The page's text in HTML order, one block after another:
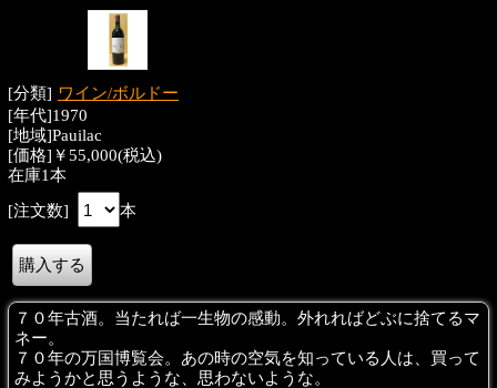
[分類] ワイン/ボルドー
[年代]1970
[地域]Pauilac
[価格]￥55,000(税込)
在庫1本
[注文数]
本
７０年古酒。当たれば一生物の感動。外れればどぶに捨てるマ
ネー。
７０年の万国博覧会。あの時の空気を知っている人は、買って
みようかと思うような、思わないような。